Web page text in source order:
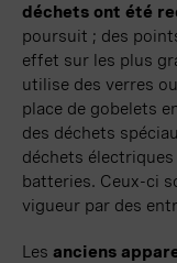
déchets ont été
poursuit ; des
effet sur les plus
utilise des verres
place de gobelets
des déchets
déchets
batteries. Ceux-ci
vigueur par des
Les anciens